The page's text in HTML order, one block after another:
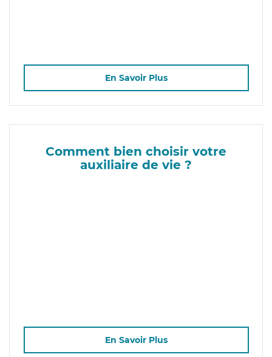
En Savoir Plus
Comment bien choisir votre
auxiliaire de vie ?
En Savoir Plus